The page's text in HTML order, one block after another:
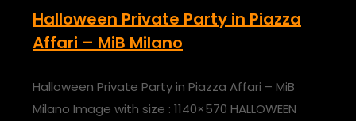
Halloween Private Party in Piazza
Affari – MiB Milano
Halloween Private Party in Piazza Affari – MiB
Milano Image with size : 1140×570 HALLOWEEN